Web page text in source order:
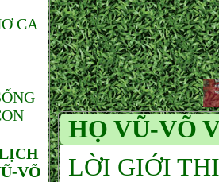
CA
VÕ
HỌ VŨ-VÕ
LỜI GIỚI